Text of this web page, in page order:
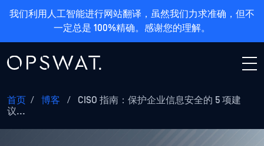
我们利用人工智能进行网站翻译，虽然我们力求准确，但不
一定总是 100%精确。感谢您的理解。
首页 / 博客 /
CISO 指南：保护企业信息安全的 5 项建
议...